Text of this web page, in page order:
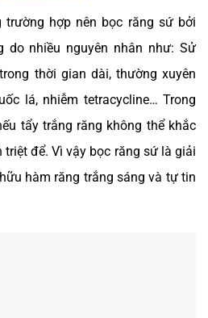
hợp nên bọc răng sứ bởi
do nhiều nguyên nhân như: Sử
thời gian dài, thường xuyên
lá, nhiễm tetracycline… Trong
tẩy trắng răng không thể khắc
để. Vì vậy bọc răng sứ là giải
hàm răng trắng sáng và tự tin